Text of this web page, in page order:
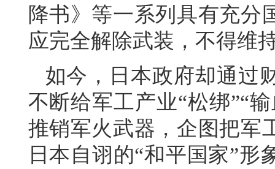
降书》等一系列具有充分
应完全解除武装，不得维
如今，日本政府却通过
不断给军工产业“松绑”“
推销军火武器，企图把军
日本自诩的“和平国家”